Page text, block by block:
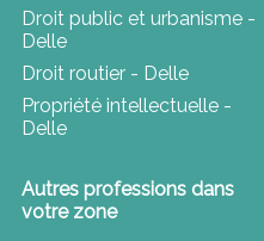
Droit public et urbanisme -
Delle
Droit routier - Delle
Propriété intellectuelle -
Delle
Autres professions dans
votre zone